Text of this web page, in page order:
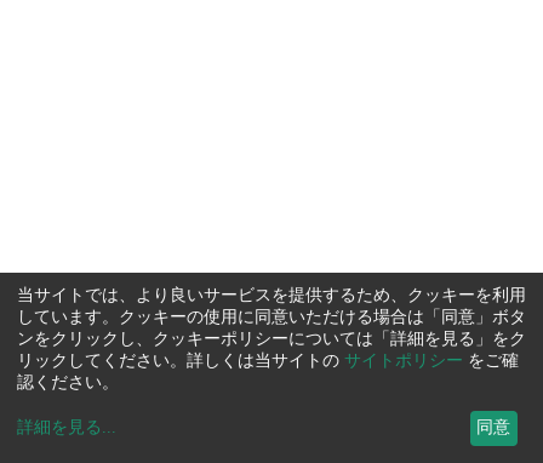
当サイトでは、より良いサービスを提供するため、クッキーを利用
しています。クッキーの使用に同意いただける場合は「同意」ボタ
ンをクリックし、クッキーポリシーについては「詳細を見る」をク
リックしてください。詳しくは当サイトの サイトポリシー をご確
認ください。
詳細を見る ... 同意